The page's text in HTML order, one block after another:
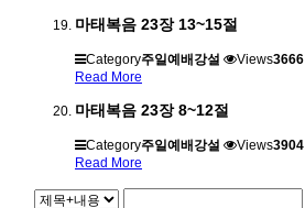
마태복음 23장 13~15절
Category주일예배강설 Views3666
Read More
마태복음 23장 8~12절
Category주일예배강설 Views3904
Read More